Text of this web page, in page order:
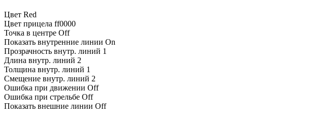
Цвет Red
Цвет прицела ff0000
Точка в центре Off
Показать внутренние линии On
Прозрачность внутр. линий 1
Длина внутр. линий 2
Толщина внутр. линий 1
Смещение внутр. линий 2
Ошибка при движении Off
Ошибка при стрельбе Off
Показать внешние линии Off